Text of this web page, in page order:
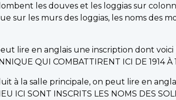
les douves et les loggias sur
sur les murs des loggias, les noms des
lire en anglais une inscription dont
QUI COMBATTIRENT ICI DE 1914
à la salle principale, on peut lire en
ICI SONT INSCRITS LES NOMS DES